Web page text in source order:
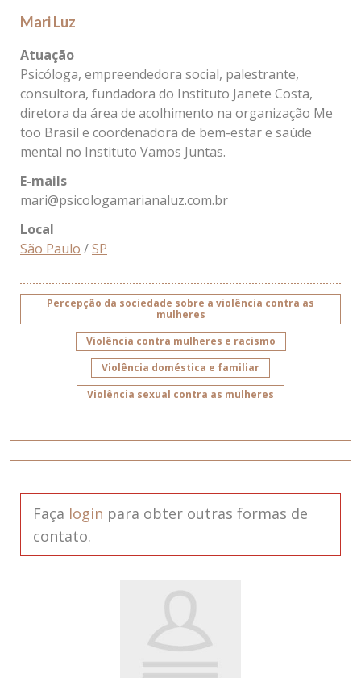
Mari Luz
Atuação
Psicóloga, empreendedora social, palestrante,
consultora, fundadora do Instituto Janete Costa,
diretora da área de acolhimento na organização Me
too Brasil e coordenadora de bem-estar e saúde
mental no Instituto Vamos Juntas.
E-mails
mari@psicologamarianaluz.com.br
Local
São Paulo /SP
Percepção da sociedade sobre a violência contra as
mulheres
Violência contra mulheres e racismo
Violência doméstica e familiar
Violência sexual contra as mulheres
Faça login para obter outras formas de
contato.